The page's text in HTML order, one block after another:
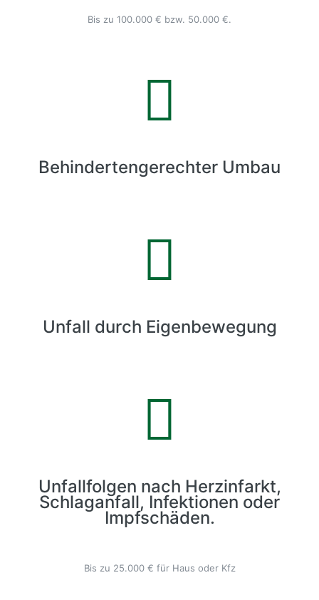
Bis zu 100.000 € bzw. 50.000 €.
Behindertengerechter Umbau
Unfall durch Eigenbewegung
Unfallfolgen nach Herzinfarkt,
Schlaganfall, Infektionen oder
Impfschäden.
Bis zu 25.000 € für Haus oder Kfz